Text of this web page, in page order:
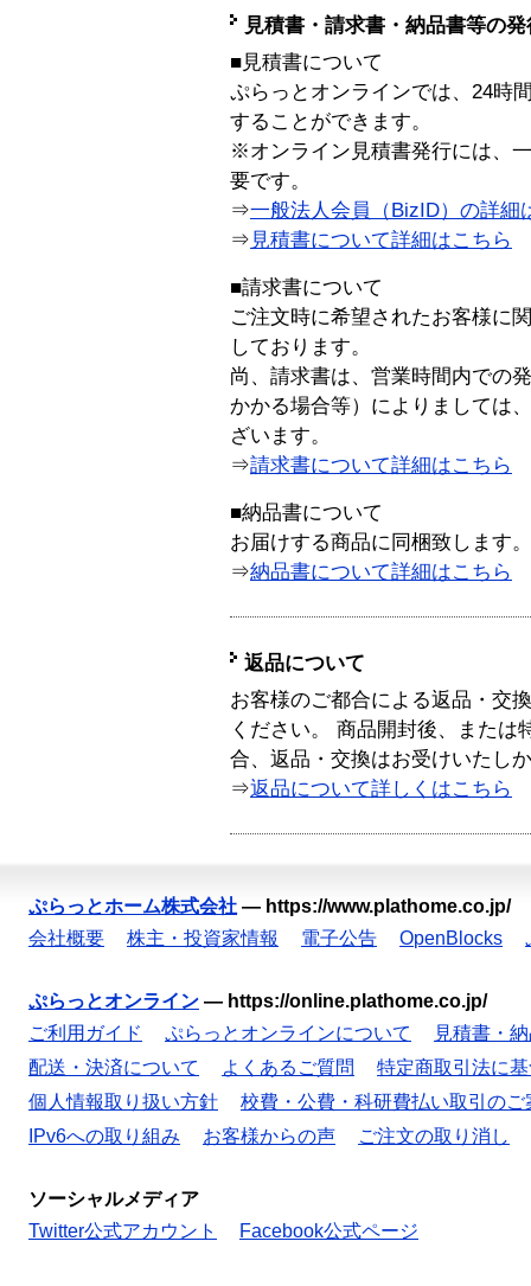
見積書・請求書・納品書等の
■見積書について
ぷらっとオンラインでは、24時
することができます。
※オンライン見積書発行には、
要です。
⇒一般法人会員（BizID）の詳細
⇒ 見積書について詳細はこちら
■請求書について
ご注文時に希望されたお客様に
しております。
尚、請求書は、営業時間内での
かかる場合等）によりましては
ざいます。
⇒請求書について詳細はこちら
■納品書について
お届けする商品に同梱致します。
⇒納品書について詳細はこちら
返品について
お客様のご都合による返品・交
ください。 商品開封後、または
合、返品・交換はお受けいたし
⇒返品について詳しくはこちら
ぷらっとホーム株式会社 — https://www.plathome.co.jp/
会社概要
株主・投資家情報 電子公告 OpenBlocks
ぷらっとオンライン — https://online.plathome.co.jp/
ご利用ガイド
ぷらっとオンラインについて
見積書・
配送・決済について
よくあるご質問
特定商取引法に
個人情報取り扱い方針
校費・公費・科研費払い取引のご
IPv6への取り組み
お客様からの声 ご注文の取り消し
ソーシャルメディア
Twitter公式アカウント
Facebook公式ページ